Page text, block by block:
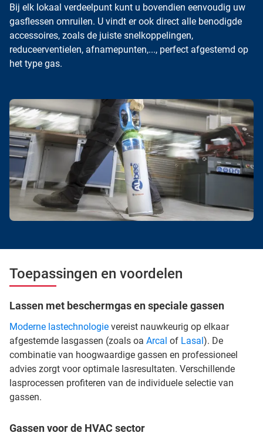
Bij elk lokaal verdeelpunt kunt u bovendien eenvoudig uw
gasflessen omruilen. U vindt er ook direct alle benodigde
accessoires, zoals de juiste snelkoppelingen,
reduceerventielen, afnamepunten,..., perfect afgestemd op
het type gas.
Toepassingen en voordelen
Lassen met beschermgas en speciale gassen
Moderne lastechnologie vereist nauwkeurig op elkaar
afgestemde lasgassen (zoals oa Arcal of Lasal ). De
combinatie van hoogwaardige gassen en professioneel
advies zorgt voor optimale lasresultaten. Verschillende
lasprocessen profiteren van de individuele selectie van
gassen.
Gassen voor de HVAC sector